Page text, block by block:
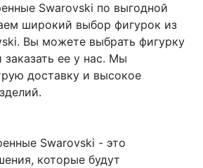
Swarovski по выгодной
широкий выбор фигурок из
Вы можете выбрать фигурку
заказать ее у нас. Мы
доставку и высокое
Swarovski - это
которые будут